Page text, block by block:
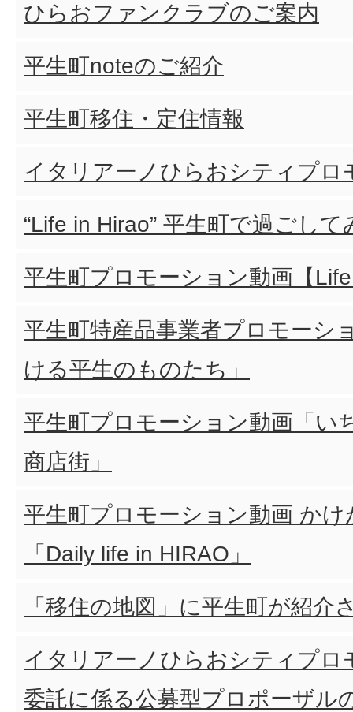
ひらおファンクラブのご案内
平生町noteのご紹介
平生町移住・定住情報
イタリアーノひらおシティプロ
“Life in Hirao” 平生町で過ごして
平生町プロモーション動画【
平生町特産品事業者プロモーシ
ける平生のものたち」
平生町プロモーション動画「い
商店街」
平生町プロモーション動画 か
「Daily life in HIRAO」
「移住の地図」に平生町が紹介
イタリアーノひらおシティプロ
委託に係る公募型プロポーザル